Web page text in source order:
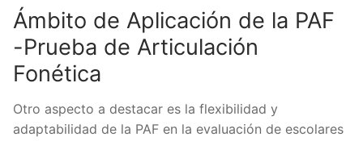
Ámbito de Aplicación de la PAF
-Prueba de Articulación
Fonética
Otro aspecto a destacar es la flexibilidad y
adaptabilidad de la PAF en la evaluación de escolares